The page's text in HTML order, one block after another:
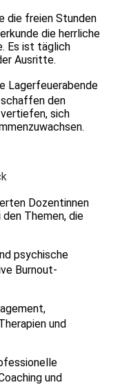
die freien Stunden
die herrliche
Es ist täglich
Ausritte.
Lagerfeuerabende
den
sich
Dozentinnen
Themen, die
psychische
Burnout-
und
und